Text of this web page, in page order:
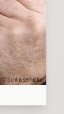
© Schlüsselfuchs